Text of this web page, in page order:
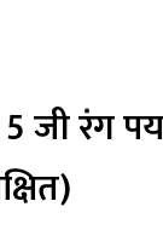
जी रंग